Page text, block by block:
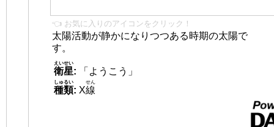
👈 お気に入りのアイコンをクリック！
太陽活動が静かになりつつある時期の太陽で
す。
衛星
えいせい
:
「ようこう」
種類
しゅるい
: X線
せん